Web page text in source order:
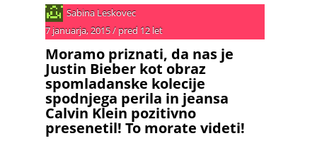
Sabina Leskovec
7 januarja, 2015/ pred 12 let
Moramo priznati, da nas je
Justin Bieber kot obraz
spomladanske kolecije
spodnjega perila in jeansa
Calvin Klein pozitivno
presenetil! To morate videti!